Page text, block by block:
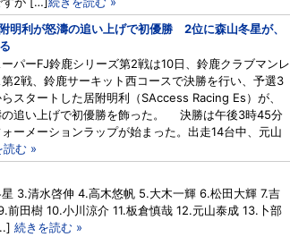
利が怒濤の追い上げで初優勝 2位に森山冬星が、
パーFJ鈴鹿シリーズ第2戦は10日、鈴鹿クラブマンレ
第2戦、鈴鹿サーキット西コースで決勝を行い、予選3
スタートした居附明利（SAccess Racing Es）が、
の追い上げで初優勝を飾った。 決勝は午後3時45分
ーメーションラップが始まった。出走14台中、元山
読む »
3.清水啓伸 4.高木悠帆 5.大木一輝 6.松田大輝 7.吉
前田樹 10.小川涼介 11.板倉慎哉 12.元山泰成 13.卜部
続きを読む »